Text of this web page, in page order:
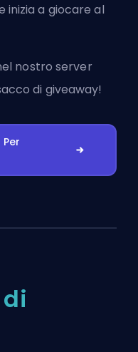
inizia a giocare al
nostro server
di giveaway!